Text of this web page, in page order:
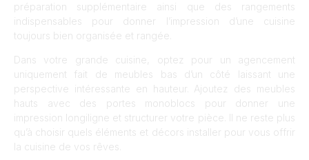
préparation supplémentaire ainsi que des rangements
indispensables pour donner l’impression d’une cuisine
toujours bien organisée et rangée.
Dans votre grande cuisine, optez pour un agencement
uniquement fait de meubles bas d’un côté laissant une
perspective intéressante en hauteur. Ajoutez des meubles
hauts avec des portes monoblocs pour donner une
impression longiligne et structurer votre pièce. Il ne reste plus
qu’à choisir quels éléments et décors installer pour vous offrir
la cuisine de vos rêves.